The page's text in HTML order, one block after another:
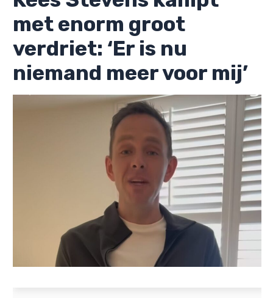
met enorm groot
verdriet: ‘Er is nu
niemand meer voor mij’